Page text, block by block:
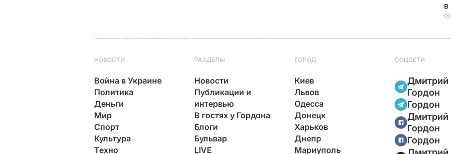
в
НОВОСТИ
Война в Украине
Политика
Деньги
Мир
Спорт
Культура
Техно
РАЗДЕЛЫ
Новости
Публикации и
интервью
В гостях у Гордона
Блоги
Бульвар
LIVE
ГОРОД
Киев
Львов
Одесса
Донецк
Харьков
Днепр
Мариуполь
СОЦСЕТИ
Дмитрий
Гордон
Гордон
Дмитрий
Гордон
Гордон